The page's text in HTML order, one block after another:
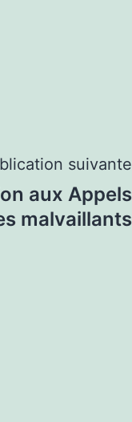
suivante
aux Appels
malvaillants